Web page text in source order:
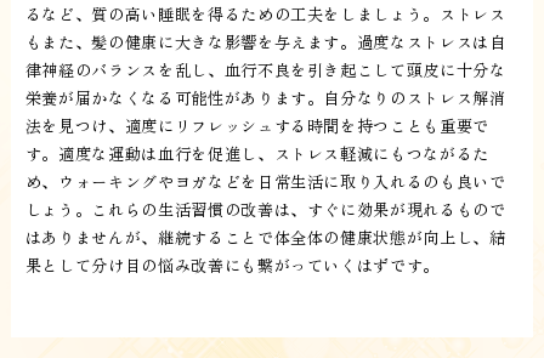
るなど、質の高い睡眠を得るための工夫をしましょう。ストレス
もまた、髪の健康に大きな影響を与えます。過度なストレスは自
律神経のバランスを乱し、血行不良を引き起こして頭皮に十分な
栄養が届かなくなる可能性があります。自分なりのストレス解消
法を見つけ、適度にリフレッシュする時間を持つことも重要で
す。適度な運動は血行を促進し、ストレス軽減にもつながるた
め、ウォーキングやヨガなどを日常生活に取り入れるのも良いで
しょう。これらの生活習慣の改善は、すぐに効果が現れるもので
はありませんが、継続することで体全体の健康状態が向上し、結
果として分け目の悩み改善にも繋がっていくはずです。